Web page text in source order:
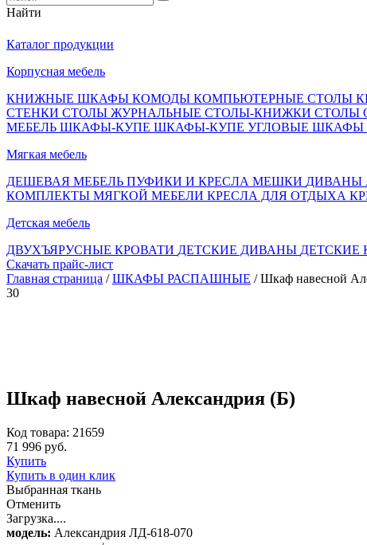
Найти
Каталог продукции
Корпусная мебель
КНИЖНЫЕ ШКАФЫ КОМОДЫ КОМПЬЮТЕРНЫЕ СТОЛЫ
СТЕНКИ СТОЛЫ ЖУРНАЛЬНЫЕ СТОЛЫ-КНИЖКИ СТОЛЫ
МЕБЕЛЬ ШКАФЫ-КУПЕ ШКАФЫ-КУПЕ УГЛОВЫЕ ШКАФЫ
Мягкая мебель
ДЕШЕВАЯ МЕБЕЛЬ ПУФИКИ И КРЕСЛА МЕШКИ ДИВАНЫ
КОМПЛЕКТЫ МЯГКОЙ МЕБЕЛИ КРЕСЛА ДЛЯ ОТДЫХА
Детская мебель
ДВУХЪЯРУСНЫЕ КРОВАТИ ДЕТСКИЕ ДИВАНЫ ДЕТСКИЕ
Скачать прайс-лист
Главная страница /ШКАФЫ РАСПАШНЫЕ / Шкаф навесной
30
Шкаф навесной Александрия (Б)
Код товара: 21659
71 996 руб.
Купить
Купить в один клик
Выбранная ткань
Отменить
Загрузка....
модель: Александрия ЛД-618-070